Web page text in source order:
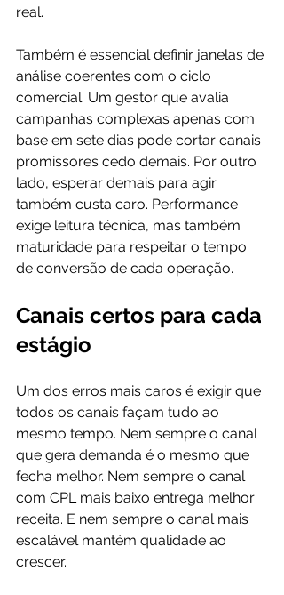
real.
Também é essencial definir janelas de
análise coerentes com o ciclo
comercial. Um gestor que avalia
campanhas complexas apenas com
base em sete dias pode cortar canais
promissores cedo demais. Por outro
lado, esperar demais para agir
também custa caro. Performance
exige leitura técnica, mas também
maturidade para respeitar o tempo
de conversão de cada operação.
Canais certos para cada
estágio
Um dos erros mais caros é exigir que
todos os canais façam tudo ao
mesmo tempo. Nem sempre o canal
que gera demanda é o mesmo que
fecha melhor. Nem sempre o canal
com CPL mais baixo entrega melhor
receita. E nem sempre o canal mais
escalável mantém qualidade ao
crescer.